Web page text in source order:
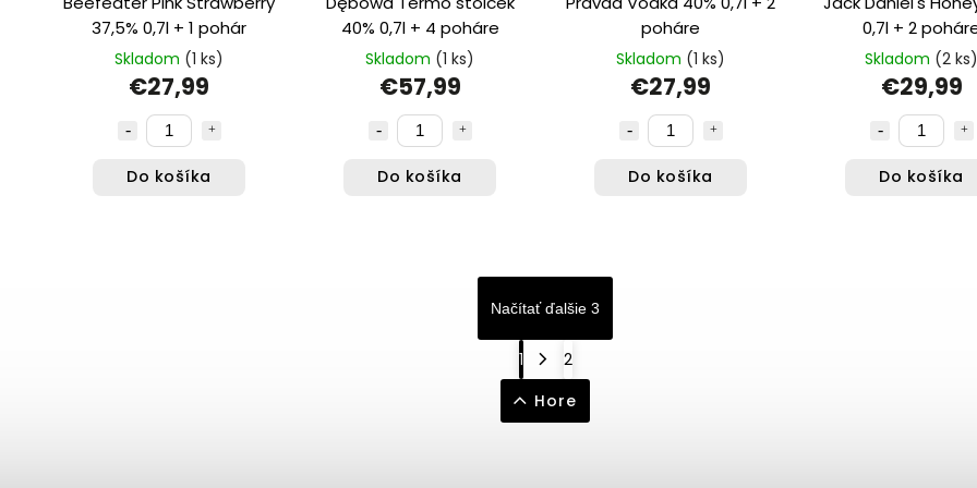
37,5% 0,7l + 1 pohár
Skladom (1 ks)
€27,99
Do košíka
40% 0,7l + 4 poháre
Skladom (1 ks)
€57,99
Do košíka
poháre
Skladom (1 ks)
€27,99
Do košíka
0,7l + 2
Skladom (2 ks)
€29,99
Do košíka
Načítať ďalšie 3
1
2
Hore